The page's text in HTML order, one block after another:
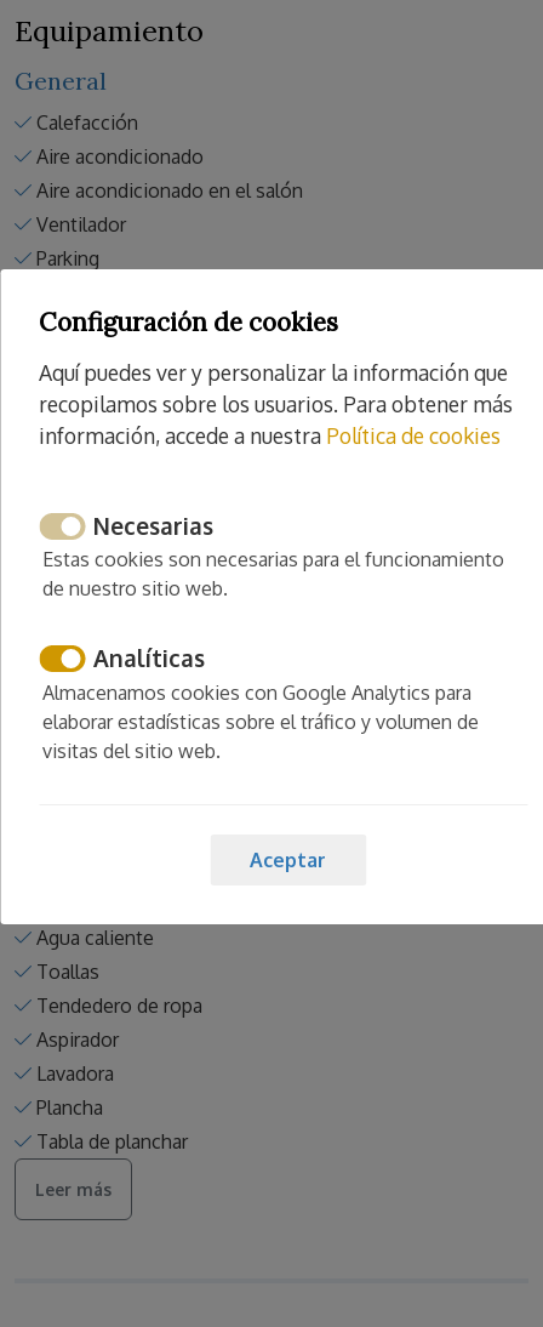
Equipamiento
General
Calefacción
Aire acondicionado
Aire acondicionado en el salón
Ventilador
Parking
Parking en la calle
Coche recomendado
Entrada privada
Piscina
Solarium
Jardin
Comedor exterior
Terraza
Mobiliario terraza
Tumbonas
Agua caliente
Toallas
Tendedero de ropa
Aspirador
Lavadora
Plancha
Tabla de planchar
Leer más
Configuración de cookies
Aquí puedes ver y personalizar la información que
recopilamos sobre los usuarios. Para obtener más
información, accede a nuestra Política de cookies
Necesarias
Estas cookies son necesarias para el funcionamiento
de nuestro sitio web.
Analíticas
Almacenamos cookies con Google Analytics para
elaborar estadísticas sobre el tráfico y volumen de
visitas del sitio web.
Aceptar